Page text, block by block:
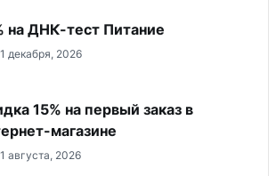
на ДНК-тест Питание
декабря, 2026
15% на первый заказ в
магазине
августа, 2026